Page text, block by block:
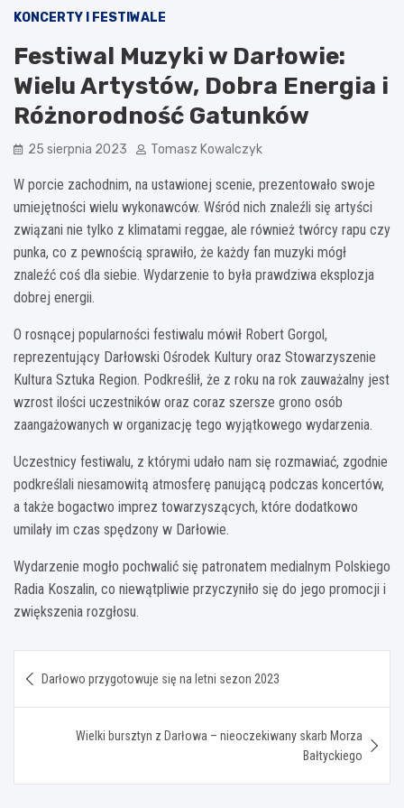
KONCERTY I FESTIWALE
Festiwal Muzyki w Darłowie:
Wielu Artystów, Dobra Energia i
Różnorodność Gatunków
25 sierpnia 2023 Tomasz Kowalczyk
W porcie zachodnim, na ustawionej scenie, prezentowało swoje
umiejętności wielu wykonawców. Wśród nich znaleźli się artyści
związani nie tylko z klimatami reggae, ale również twórcy rapu czy
punka, co z pewnością sprawiło, że każdy fan muzyki mógł
znaleźć coś dla siebie. Wydarzenie to była prawdziwa eksplozja
dobrej energii.
O rosnącej popularności festiwalu mówił Robert Gorgol,
reprezentujący Darłowski Ośrodek Kultury oraz Stowarzyszenie
Kultura Sztuka Region. Podkreślił, że z roku na rok zauważalny jest
wzrost ilości uczestników oraz coraz szersze grono osób
zaangażowanych w organizację tego wyjątkowego wydarzenia.
Uczestnicy festiwalu, z którymi udało nam się rozmawiać, zgodnie
podkreślali niesamowitą atmosferę panującą podczas koncertów,
a także bogactwo imprez towarzyszących, które dodatkowo
umilały im czas spędzony w Darłowie.
Wydarzenie mogło pochwalić się patronatem medialnym Polskiego
Radia Koszalin, co niewątpliwie przyczyniło się do jego promocji i
zwiększenia rozgłosu.
wpisu
Darłowo przygotowuje się na letni sezon 2023
Wielki bursztyn z Darłowa – nieoczekiwany skarb Morza
Bałtyckiego